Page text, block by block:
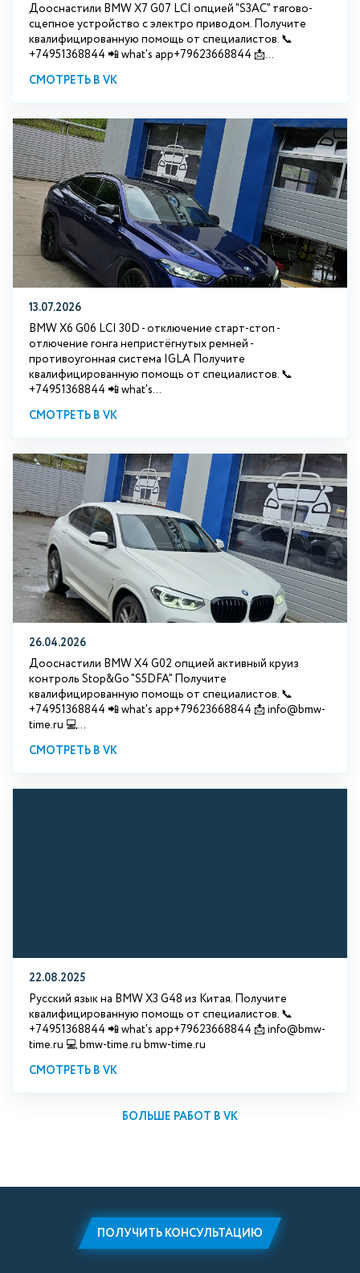
Дооснастили BMW Х7 G07 LCI опцией "S3АС" тягово-
сцепное устройство с электро приводом. Получите
квалифицированную помощь от специалистов. 📞
+74951368844 📲 what's app+79623668844 📩...
СМОТРЕТЬ В VK
13.07.2026
BMW X6 G06 LCI 30D - отключение старт-стоп -
отлючение гонга непристёгнутых ремней -
противоугонная система IGLA Получите
квалифицированную помощь от специалистов. 📞
+74951368844 📲 what's...
СМОТРЕТЬ В VK
26.04.2026
Дооснастили BMW X4 G02 опцией активный круиз
контроль Stop&Go "S5DFA" Получите
квалифицированную помощь от специалистов. 📞
+74951368844 📲 what's app+79623668844 📩 info@bmw-
time.ru 💻...
СМОТРЕТЬ В VK
22.08.2025
Русский язык на BMW X3 G48 из Китая. Получите
квалифицированную помощь от специалистов. 📞
+74951368844 📲 what's app+79623668844 📩 info@bmw-
time.ru 💻 bmw-time.ru bmw-time.ru
СМОТРЕТЬ В VK
БОЛЬШЕ РАБОТ В VK
ПОЛУЧИТЬ КОНСУЛЬТАЦИЮ